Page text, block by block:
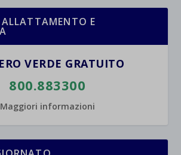
E
VERDE GRATUITO
800.883300
Maggiori informazioni